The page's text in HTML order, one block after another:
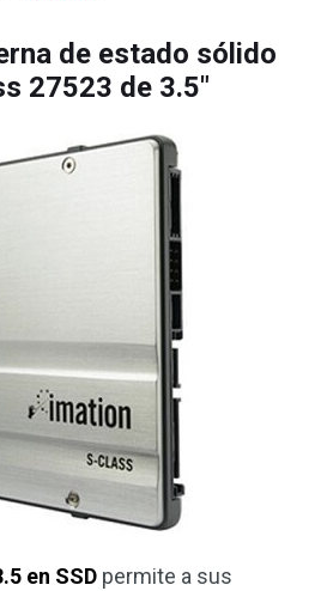
de estado sólido
27523 de 3.5″
en SSD permite a sus